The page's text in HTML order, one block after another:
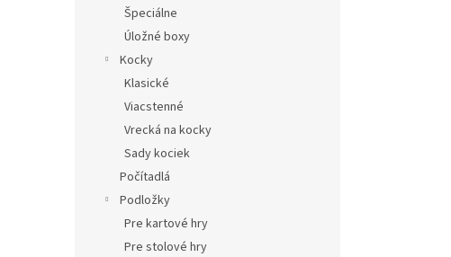
Špeciálne
Úložné boxy
Kocky
Klasické
Viacstenné
Vrecká na kocky
Sady kociek
Počítadlá
Podložky
Pre kartové hry
Pre stolové hry